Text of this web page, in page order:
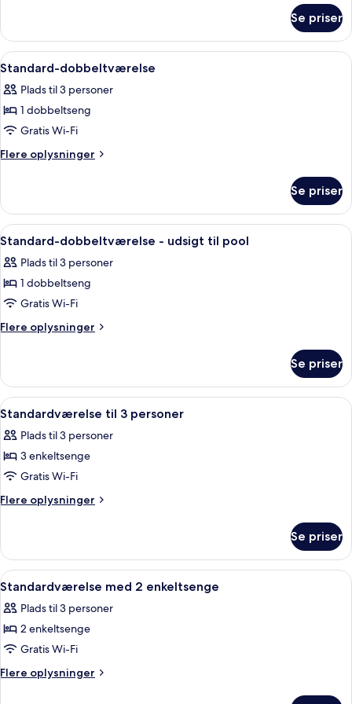
suite
Se priser
Indlæs
alle
billeder
af
Standard-
dobbeltværelse
Et hotelværelse med en stor seng,
4
Standard-dobbeltværelse
Plads til 3 personer
1 dobbeltseng
Gratis Wi-Fi
Flere oplysninger
Flere
dobbeltværelse
Se priser
Indlæs
alle
billeder
af
Standard-
dobbeltværelse
til
pool
Et hotelværelse med en stor seng,
4
Standard-dobbeltværelse - udsigt til pool
Plads til 3 personer
1 dobbeltseng
Gratis Wi-Fi
Flere oplysninger
Flere
dobbeltværelse
udsigt
pool
Se priser
Indlæs
alle
billeder
af
Standardværelse
til
Et hotelværelse med seng,
4
Standardværelse til 3 personer
Plads til 3 personer
3 enkeltsenge
Gratis Wi-Fi
Flere oplysninger
Flere
til
personer
Se priser
Indlæs
alle
billeder
af
Standardværelse
med
En pænt redt seng med et mønstret
4
Standardværelse med 2 enkeltsenge
Plads til 3 personer
2 enkeltsenge
Gratis Wi-Fi
Flere oplysninger
Flere